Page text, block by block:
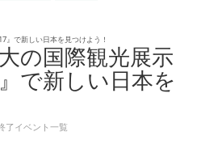
』で新しい日本を見つけよう！
の国際観光展示
で新しい日本を
了イベント一覧